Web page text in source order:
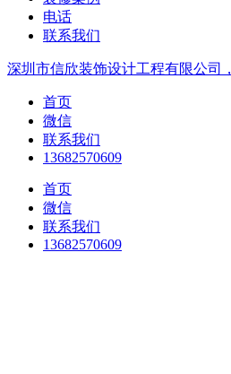
电话
联系我们
深圳市信欣装饰设计工程有限公司
首页
微信
联系我们
13682570609
首页
微信
联系我们
13682570609